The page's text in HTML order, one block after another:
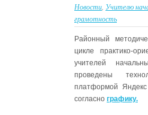
Новости Учителю
грамотность
Районный
цикле практико-
учителей
проведены
платформой
согласно графику.